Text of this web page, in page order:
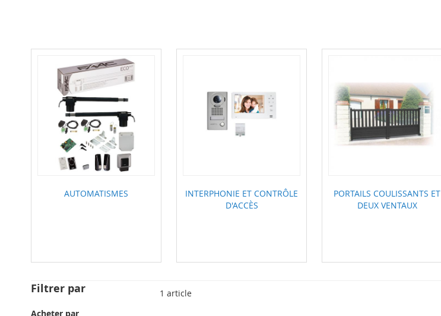
AUTOMATISMES
INTERPHONIE ET CONTRÔLE
D'ACCÈS
PORTAILS COULISSANTS ET
DEUX VENTAUX
1 article
Filtrer par
Acheter par